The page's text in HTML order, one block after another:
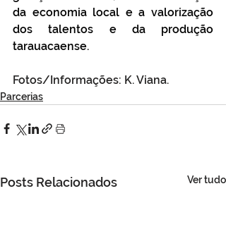
da economia local e a valorização
dos talentos e da produção
tarauacaense.
Fotos/Informações: K. Viana.
Parcerias
Posts Relacionados Ver tudo